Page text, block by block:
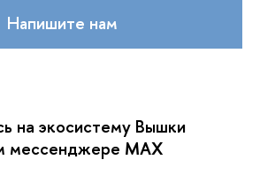
Напишите нам
на экосистему Вышки
мессенджере MAX